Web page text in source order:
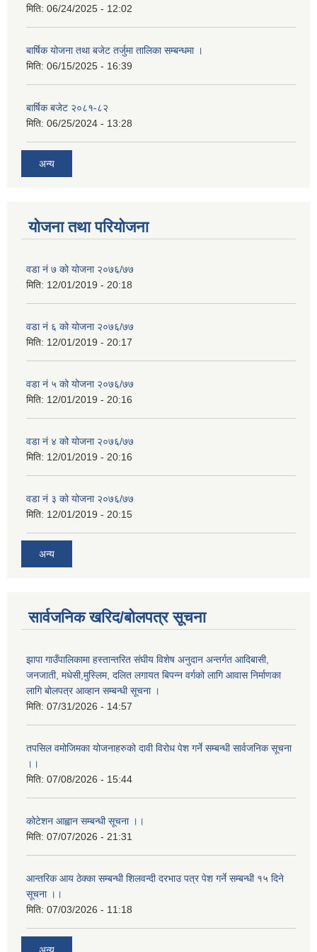
मिति: 06/24/2025 - 12:02
बार्षिक योजना तथा बजेट तर्जुमा तालिका सम्बन्धमा ।
मिति: 06/15/2025 - 16:39
बार्षिक बजेट २०८१-८२
मिति: 06/25/2024 - 13:28
अन्य
योजना तथा परियोजना
वडा नं ७ को योजना २०७६/७७
मिति: 12/01/2019 - 20:18
वडा नं ६ को योजना २०७६/७७
मिति: 12/01/2019 - 20:17
वडा नं ५ को योजना २०७६/७७
मिति: 12/01/2019 - 20:16
वडा नं ४ को योजना २०७६/७७
मिति: 12/01/2019 - 20:16
वडा नं ३ को योजना २०७६/७७
मिति: 12/01/2019 - 20:15
अन्य
सार्वजनिक खरिद/बोलपत्र सूचना
झापा गाउँपालिकामा हस्तान्तरित संघीय विशेष अनुदान अन्तर्गत आदिबासी,
जनजाती, मधेसी,मुस्लिम, दलित लगायत बिपन्न वर्गको लागि आवास निर्माणका
लागि बोलपत्र आव्हान सम्बन्धी सूचना ।
मिति: 07/31/2026 - 14:57
तपसिल वमोजिमका योजनाहरुको दावी विरोध पेश गर्ने सम्बन्धी सार्वजनिक सूचना
।।
मिति: 07/08/2026 - 15:44
कोटेशन आह्वान सम्बन्धी सूचना ।।
मिति: 07/07/2026 - 21:31
आन्तरिक आय ठेक्का सम्बन्धी शिलवन्दी दरभाउ पत्र पेश गर्ने सम्बन्धी १५ दिने
सूचना ।।
मिति: 07/03/2026 - 11:18
अन्य